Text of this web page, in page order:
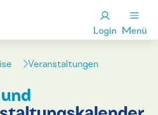
Login Menü
Veranstaltungen